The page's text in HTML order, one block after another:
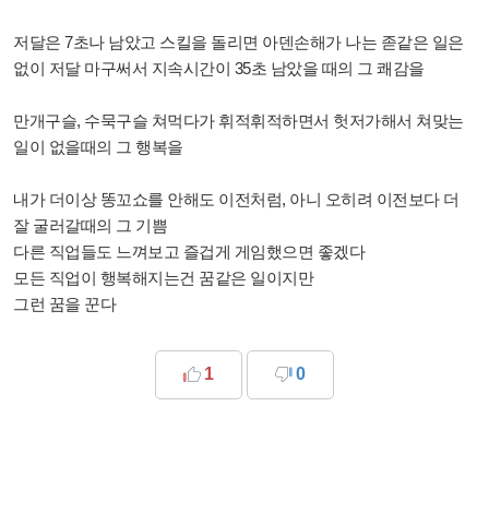
저달은 7초나 남았고 스킬을 돌리면 아덴손해가 나는 졷같은 일은
없이 저달 마구써서 지속시간이 35초 남았을 때의 그 쾌감을
만개구슬, 수묵구슬 쳐먹다가 휘적휘적하면서 헛저가해서 쳐맞는
일이 없을때의 그 행복을
내가 더이상 똥꼬쇼를 안해도 이전처럼, 아니 오히려 이전보다 더
잘 굴러갈때의 그 기쁨
다른 직업들도 느껴보고 즐겁게 게임했으면 좋겠다
모든 직업이 행복해지는건 꿈같은 일이지만
그런 꿈을 꾼다
1 0